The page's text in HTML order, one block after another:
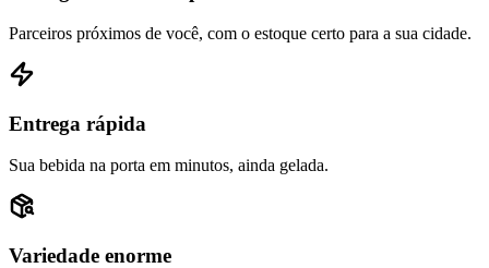
Parceiros próximos de você, com o estoque certo para a sua cidade.
Entrega rápida
Sua bebida na porta em minutos, ainda gelada.
Variedade enorme